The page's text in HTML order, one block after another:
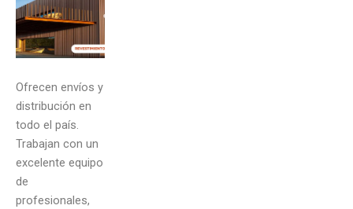
Ofrecen envíos y
distribución en
todo el país.
Trabajan con un
excelente equipo
de
profesionales,